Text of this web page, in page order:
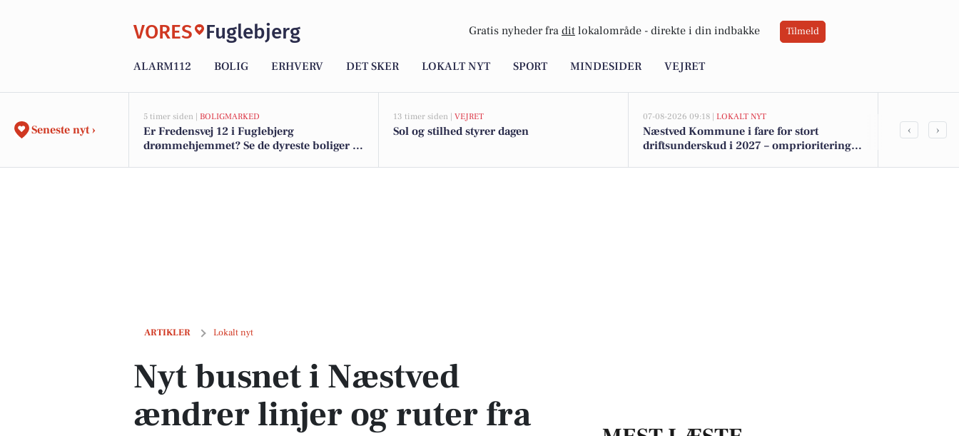
VORES Fuglebjerg Gratis nyheder fra dit lokalområde - direkte i din indbakke Tilmeld
ALARM112 BOLIG ERHVERV DET SKER LOKALT NYT SPORT MINDESIDER VEJRET
Seneste nyt ›
5 timer siden | BOLIGMARKED
Er Fredensvej 12 i Fuglebjerg
drømmehjemmet? Se de dyreste boliger til
13 timer siden | VEJRET
Sol og stilhed styrer dagen
07-08-2026 09:18 | LOKALT NYT
Næstved Kommune i fare for stort
driftsunderskud i 2027 – omprioriteringer
Forhøjede
‹ ›
ARTIKLER Lokalt nyt
Nyt busnet i Næstved ændrer linjer og ruter fra juni 2026
Nyt busnet i Næstved
ændrer linjer og ruter fra